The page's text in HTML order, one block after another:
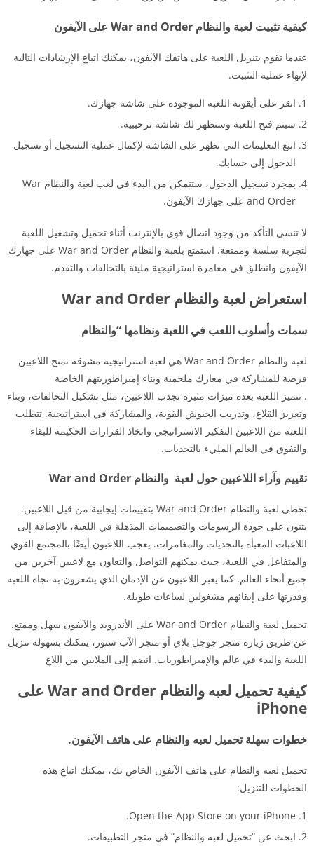
كيفية تثبيت لعبة والنظام War and Order على الآيفون
عندما تقوم بتنزيل اللعبة على هاتفك الآيفون، يمكنك اتباع الإرشادات التالية
لإنهاء عملية التثبيت.
انقر على أيقونة اللعبة الموجودة على شاشة جهازك.
سيتم فتح اللعبة وستظهر لك شاشة ترحيبية.
اتبع التعليمات التي تظهر على الشاشة لإكمال عملية التسجيل أو تسجيل
الدخول إلى حسابك.
بمجرد تسجيل الدخول، ستتمكن من البدء في لعب لعبة والنظام War
and Order على جهازك الآيفون.
لا تنسى التأكد من وجود اتصال قوي بالإنترنت أثناء تحميل وتشغيل اللعبة
لتجربة سلسة وممتعة. استمتع بلعبة والنظام War and Order على جهازك
الآيفون وانطلق في مغامرة استراتيجية مليئة بالتحالفات والتقدم.
استعراض لعبة والنظام War and Order
سمات وأسلوب اللعب في اللعبة ونظامها “والنظام
لعبة والنظام War and Order هي لعبة استراتيجية مشوقة تمنح اللاعبين
فرصة للمشاركة في معارك ملحمية وبناء إمبراطوريتهم الخاصة
. تتميز اللعبة بعدة ميزات مثيرة تجذب اللاعبين، مثل تشكيل التحالفات، وبناء
وتعزيز القلاع، وتدريب الجيوش القوية، والمشاركة في استراتيجية. تتطلب
اللعبة من اللاعبين التفكير الاستراتيجي واتخاذ القرارات الحكيمة للبقاء
والتفوق في العالم المليء بالتحديات.
تقييم وآراء اللاعبين حول لعبة والنظام War and Order
تحظى لعبة والنظام War and Order بتقييمات إيجابية من قبل اللاعبين.
يثنون على جودة الرسومات والتصميمات المذهلة في اللعبة، بالإضافة إلى
اللاعبات المعبأة بالتحديات والمغامرات. يعجب اللاعبون أيضًا بالمجتمع القوي
والمتفاعل في اللعبة، حيث يمكنهم التواصل والتعاون مع لاعبين آخرين من
جميع أنحاء العالم. كما يعبر اللاعبون عن الإدمان الذي يشعرون به تجاه اللعبة
وقدرتها على إبقائهم مشغولين لساعات طويلة.
تحميل لعبة والنظام War and Order على الأندرويد والآيفون سهل وممتع.
عن طريق زيارة متجر جوجل بلاي أو متجر الآب ستور، يمكنك بسهولة تنزيل
اللعبة والبدء في عالم والإمبراطوريات. انضم إلى الملايين من اللاع
كيفية تحميل لعبه والنظام War and Order على
iPhone
خطوات سهلة تحميل لعبه والنظام على هاتف الآيفون.
تحميل لعبه والنظام على هاتف الآيفون الخاص بك، يمكنك اتباع هذه
الخطوات للتنزيل:
Open the App Store on your iPhone.
ابحث عن “تحميل لعبه والنظام” في متجر التطبيقات.